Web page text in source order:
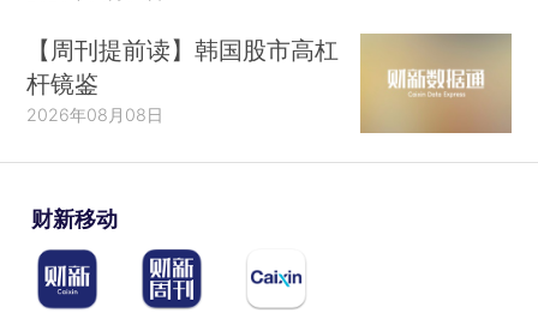
【周刊提前读】韩国股市高杠
杆镜鉴
2026年08月08日
财新移动